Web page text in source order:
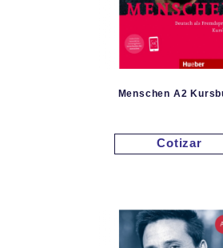
Menschen A2
Cotizar